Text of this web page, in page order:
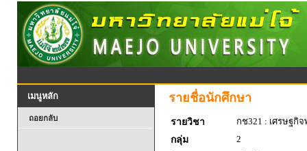
เมนูหลัก
ถอยกลับ
รายชื่อนักศึกษา
รายวิชา
กช321 : เศรษฐกิ
กลุ่ม
2